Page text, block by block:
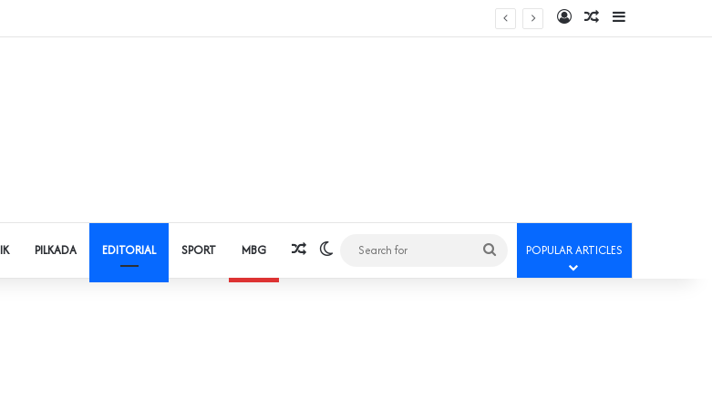
Banten Gandeng SPSI Perkuat Literasi Digital Log InRandom Article
Sidebar
PILKADA EDITORIAL SPORT MBG Random Article
Switch skin
Search
for
POPULAR ARTICLES